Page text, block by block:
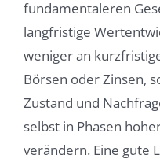
fundamentaleren
langfristige
weniger an
Börsen oder Zinsen,
Zustand und
selbst in Phasen
verändern. Eine gute